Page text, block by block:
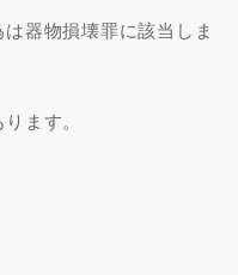
器物損壊罪に該当しま
ます。